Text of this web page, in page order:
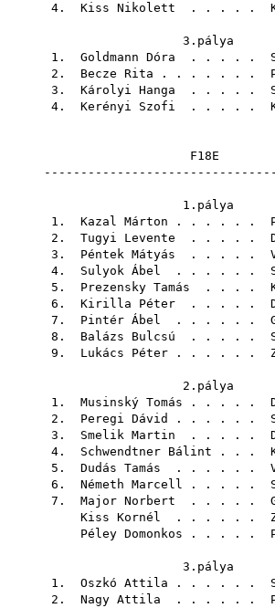
4. Kiss Nikolett . . . . .
1. Goldmann Dóra . . . . .
2. Becze Rita . . . . . . .
3. Károlyi Hanga . . . . .
4. Kerényi Szofi . . . . .
1. Kazal Márton . . . . . .
2. Tugyi Levente . . . . .
3. Péntek Mátyás . . . . .
4. Sulyok Ábel . . . . . .
5. Prezensky Tamás . . . .
6. Kirilla Péter . . . . .
7. Pintér Ábel . . . . . .
8. Balázs Bulcsú . . . . .
9. Lukács Péter . . . . . .
1. Musinský Tomás . . . . .
2. Peregi Dávid
. . . . . .
3. Smelik Martin . . . . .
4. Schwendtner Bálint . . .
5. Dudás Tamás . . . . . .
6. Németh Marcell . . . . .
7. Major Norbert . . . . .
Kiss Kornél . . . . . .
Péley Domonkos . . . . .
1. Oszkó Attila . . . . . .
2. Nagy Attila . . . . . .